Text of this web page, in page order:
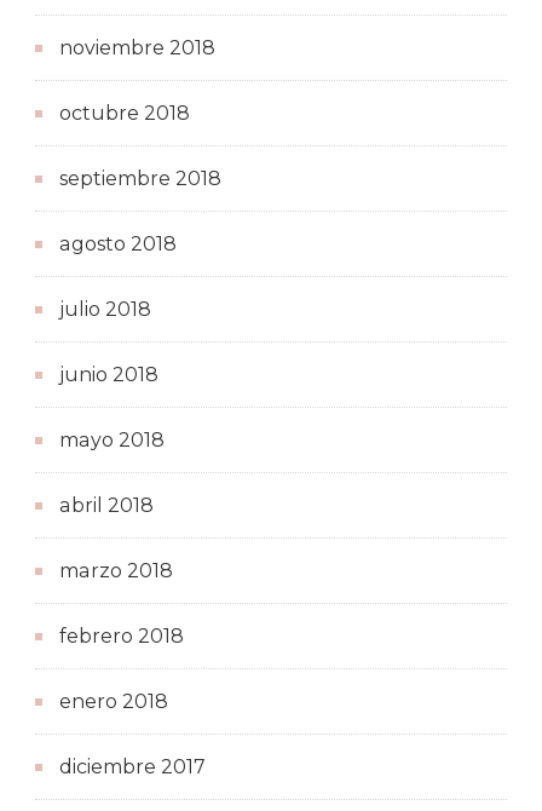
noviembre 2018
octubre 2018
septiembre 2018
agosto 2018
julio 2018
junio 2018
mayo 2018
abril 2018
marzo 2018
febrero 2018
enero 2018
diciembre 2017